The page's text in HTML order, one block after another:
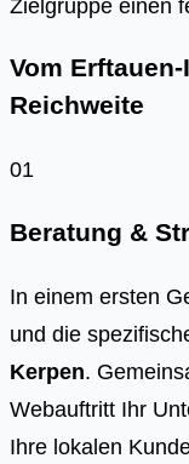
Ziel­grup­pe einen
Vom
Reichweite
01
Beratung &
In einem ersten
und die
Kerpen.
Webauftritt Ihr
Ihre lokalen